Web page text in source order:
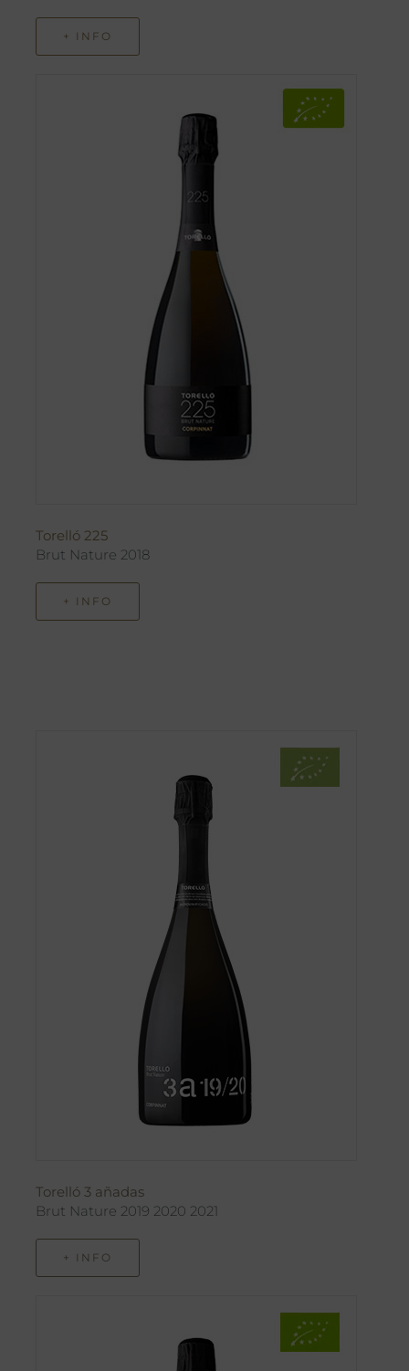
+ INFO
Torelló 225
Brut Nature 2018
+ INFO
Torelló 3 añadas
Brut Nature 2019 2020 2021
+ INFO